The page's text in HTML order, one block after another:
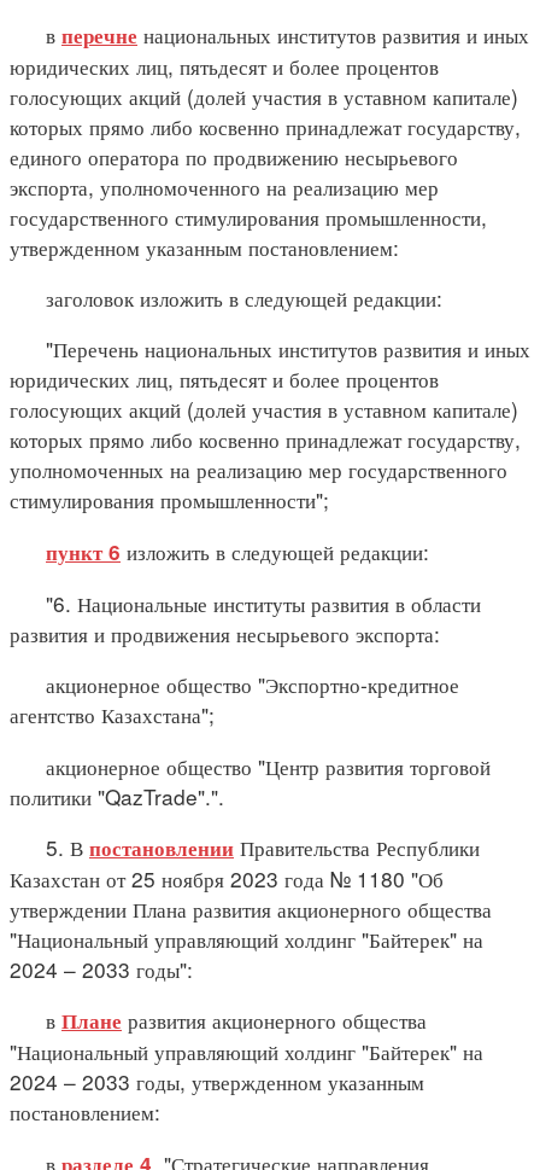
в перечне национальных институтов развития и иных
юридических лиц, пятьдесят и более процентов
голосующих акций (долей участия в уставном капитале)
которых прямо либо косвенно принадлежат государству,
единого оператора по продвижению несырьевого
экспорта, уполномоченного на реализацию мер
государственного стимулирования промышленности,
утвержденном указанным постановлением:
заголовок изложить в следующей редакции:
"Перечень национальных институтов развития и иных
юридических лиц, пятьдесят и более процентов
голосующих акций (долей участия в уставном капитале)
которых прямо либо косвенно принадлежат государству,
уполномоченных на реализацию мер государственного
стимулирования промышленности";
пункт 6 изложить в следующей редакции:
"6. Национальные институты развития в области
развития и продвижения несырьевого экспорта:
акционерное общество "Экспортно-кредитное
агентство Казахстана";
акционерное общество "Центр развития торговой
политики "QazTrade".".
5. В постановлении Правительства Республики
Казахстан от 25 ноября 2023 года № 1180 "Об
утверждении Плана развития акционерного общества
"Национальный управляющий холдинг "Байтерек" на
2024 – 2033 годы":
в Плане развития акционерного общества
"Национальный управляющий холдинг "Байтерек" на
2024 – 2033 годы, утвержденном указанным
постановлением:
в разделе 4 . "Стратегические направления